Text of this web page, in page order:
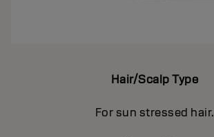
Hair/Scalp Type
For sun stressed hair.